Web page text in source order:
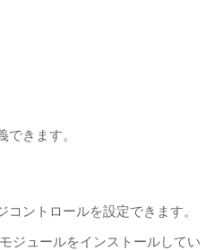
できます。
ントロールを設定できます。
ジュールをインストールしてい